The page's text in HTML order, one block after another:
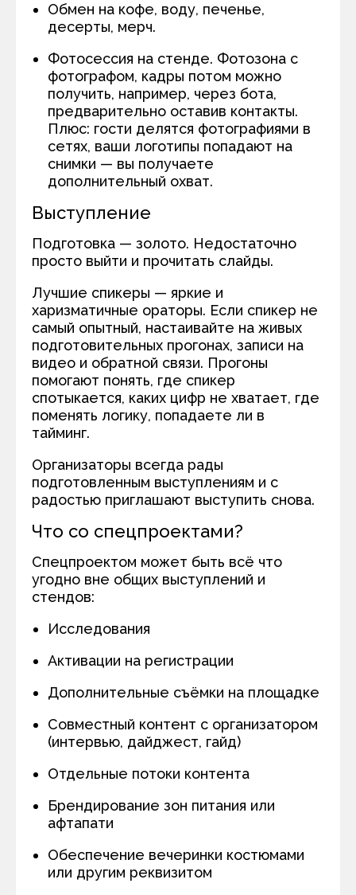
Обмен на кофе, воду, печенье,
десерты, мерч.
Фотосессия на стенде. Фотозона с
фотографом, кадры потом можно
получить, например, через бота,
предварительно оставив контакты.
Плюс: гости делятся фотографиями в
сетях, ваши логотипы попадают на
снимки — вы получаете
дополнительный охват.
Выступление
Подготовка — золото. Недостаточно
просто выйти и прочитать слайды.
Лучшие спикеры — яркие и
харизматичные ораторы. Если спикер не
самый опытный, настаивайте на живых
подготовительных прогонах, записи на
видео и обратной связи. Прогоны
помогают понять, где спикер
спотыкается, каких цифр не хватает, где
поменять логику, попадаете ли в
тайминг.
Организаторы всегда рады
подготовленным выступлениям и с
радостью приглашают выступить снова.
Что со спецпроектами?
Спецпроектом может быть всё что
угодно вне общих выступлений и
стендов:
Исследования
Активации на регистрации
Дополнительные съёмки на площадке
Совместный контент с организатором
(интервью, дайджест, гайд)
Отдельные потоки контента
Брендирование зон питания или
афтапати
Обеспечение вечеринки костюмами
или другим реквизитом